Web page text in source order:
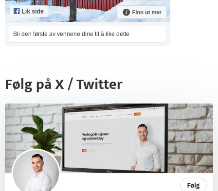
Bli den første av vennene dine til å like dette
Følg på X / Twitter